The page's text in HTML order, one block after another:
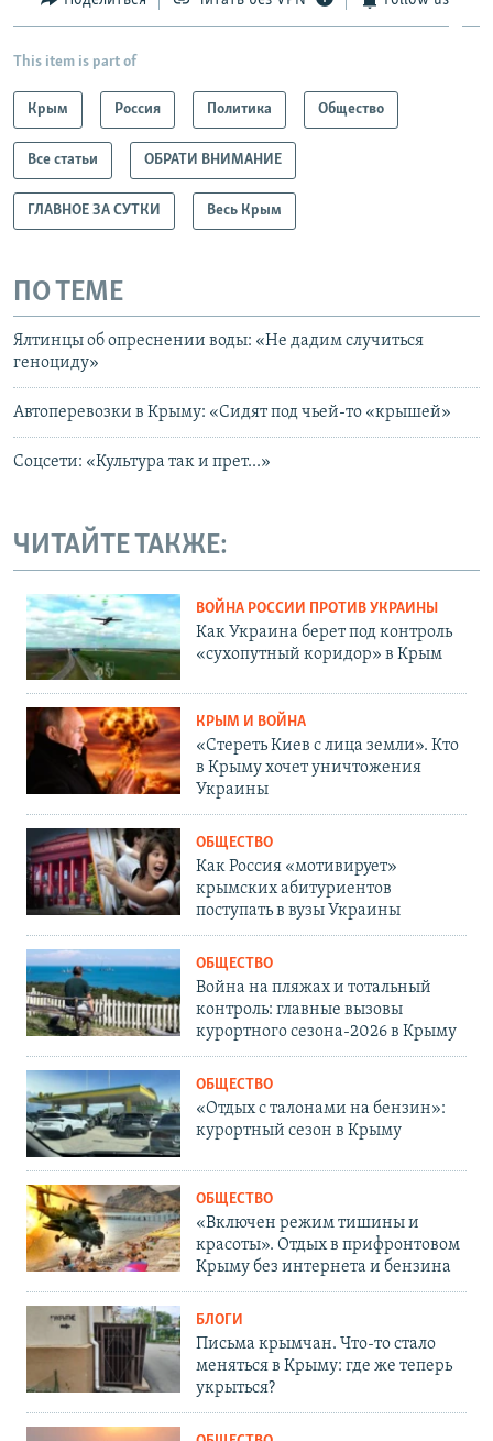
This item is part of
Крым Россия Политика Общество
Все статьи ОБРАТИ ВНИМАНИЕ
ГЛАВНОЕ ЗА СУТКИ Весь Крым
ПО ТЕМЕ
Ялтинцы об опреснении воды: «Не дадим случиться
геноциду»
Автоперевозки в Крыму: «Сидят под чьей-то «крышей»
Соцсети: «Культура так и прет...»
ЧИТАЙТЕ ТАКЖЕ:
ВОЙНА РОССИИ ПРОТИВ УКРАИНЫ
Как Украина берет под контроль
«сухопутный коридор» в Крым
КРЫМ И ВОЙНА
«Стереть Киев с лица земли». Кто
в Крыму хочет уничтожения
Украины
ОБЩЕСТВО
Как Россия «мотивирует»
крымских абитуриентов
поступать в вузы Украины
ОБЩЕСТВО
Война на пляжах и тотальный
контроль: главные вызовы
курортного сезона-2026 в Крыму
ОБЩЕСТВО
«Отдых с талонами на бензин»:
курортный сезон в Крыму
ОБЩЕСТВО
«Включен режим тишины и
красоты». Отдых в прифронтовом
Крыму без интернета и бензина
БЛОГИ
Письма крымчан. Что-то стало
меняться в Крыму: где же теперь
укрыться?